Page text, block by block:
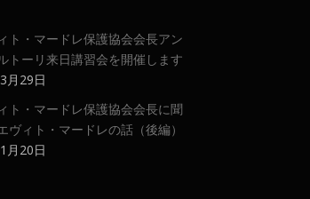
ト・マードレ保護協会会長アン
トーリ来日講習会を開催します
月29日
ト・マードレ保護協会会長に聞
ヴィト・マードレの話（後編）
月20日